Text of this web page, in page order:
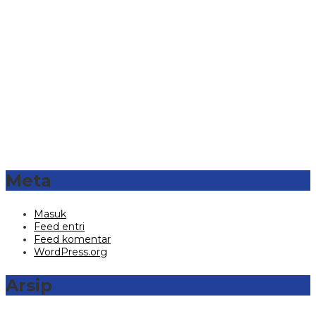
Meta
Masuk
Feed entri
Feed komentar
WordPress.org
Arsip